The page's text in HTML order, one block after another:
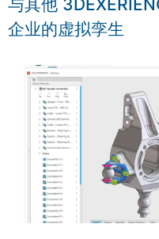
与其他
企业的虚拟孪生